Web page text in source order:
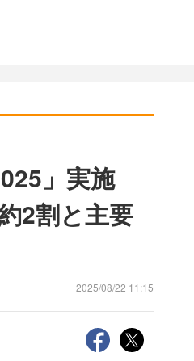
」実施
2割と主要
2025/08/22 11:15